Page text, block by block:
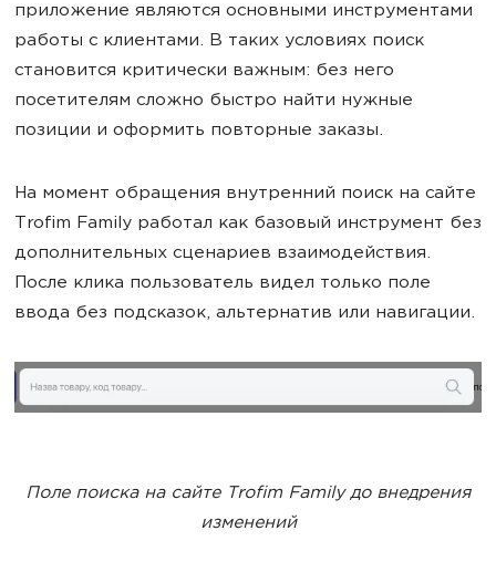
приложение являются основными инструментами
работы с клиентами. В таких условиях поиск
становится критически важным: без него
посетителям сложно быстро найти нужные
позиции и оформить повторные заказы.
На момент обращения внутренний поиск на сайте
Trofim Family работал как базовый инструмент без
дополнительных сценариев взаимодействия.
После клика пользователь видел только поле
ввода без подсказок, альтернатив или навигации.
Поле поиска на сайте Trofim Family до внедрения
изменений